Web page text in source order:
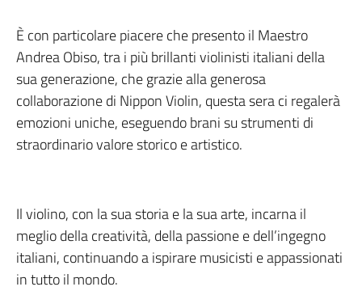
È con particolare piacere che presento il Maestro
Andrea Obiso, tra i più brillanti violinisti italiani della
sua generazione, che grazie alla generosa
collaborazione di Nippon Violin, questa sera ci regalerà
emozioni uniche, eseguendo brani su strumenti di
straordinario valore storico e artistico.
Il violino, con la sua storia e la sua arte, incarna il
meglio della creatività, della passione e dell’ingegno
italiani, continuando a ispirare musicisti e appassionati
in tutto il mondo.